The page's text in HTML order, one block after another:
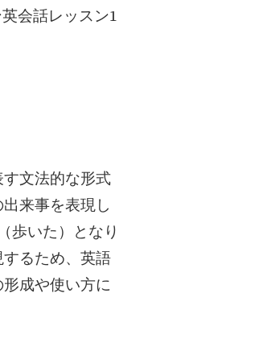
会話レッスン1
文法的な形式
来事を表現し
歩いた）となり
るため、英語
成や使い方に